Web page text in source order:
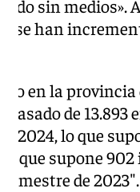
sin
«se han
en la
de
2024, lo que
que supone
de 2023″.